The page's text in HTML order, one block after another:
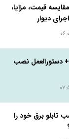
قیمت، مزایا،
دیوار
دستورالعمل نصب
برق خود را